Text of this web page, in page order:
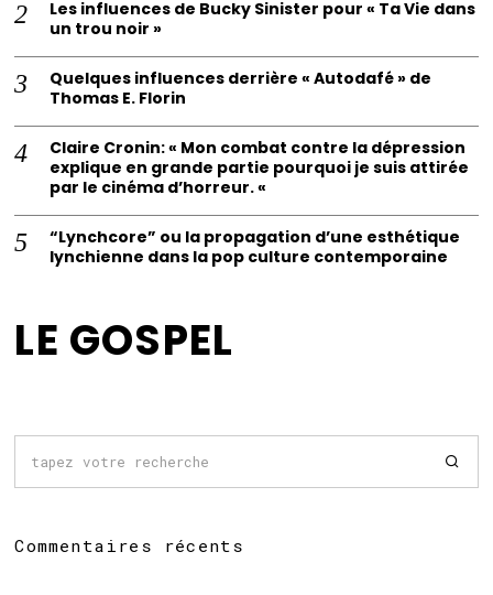
Les influences de Bucky Sinister pour « Ta Vie dans
un trou noir »
Quelques influences derrière « Autodafé » de
Thomas E. Florin
Claire Cronin: « Mon combat contre la dépression
explique en grande partie pourquoi je suis attirée
par le cinéma d’horreur. «
“Lynchcore” ou la propagation d’une esthétique
lynchienne dans la pop culture contemporaine
LE GOSPEL
Commentaires récents